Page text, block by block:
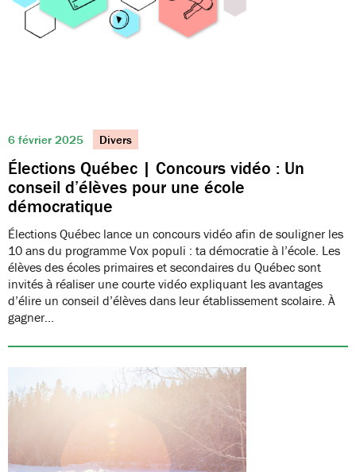
6 février 2025 Divers
Élections Québec | Concours vidéo : Un
conseil d’élèves pour une école
démocratique
Élections Québec lance un concours vidéo afin de souligner les
10 ans du programme Vox populi : ta démocratie à l’école. Les
élèves des écoles primaires et secondaires du Québec sont
invités à réaliser une courte vidéo expliquant les avantages
d’élire un conseil d’élèves dans leur établissement scolaire. À
gagner…